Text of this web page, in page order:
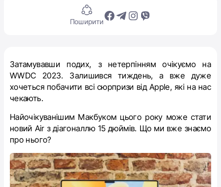
Поширити
Затамувавши подих, з нетерпінням очікуємо на
WWDC 2023. Залишився тиждень, а вже дуже
хочеться побачити всі сюрпризи від Apple, які на нас
чекають.
Найочікуванішим Макбуком цього року може стати
новий Air з діагоналлю 15 дюймів. Що ми вже знаємо
про нього?